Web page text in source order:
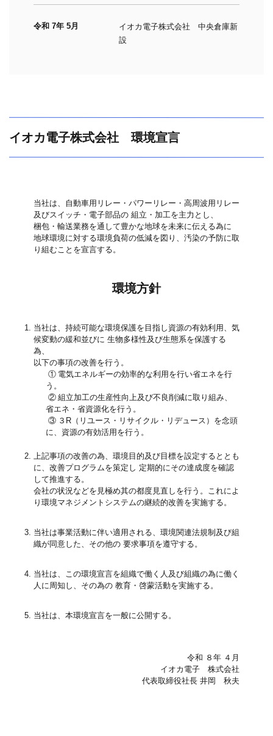
令和 7年 5月
イオカ電子株式会社 中央倉庫新
設
イオカ電子株式会社 環境宣言
当社は、自動車用リレー・パワーリレー・高周波用リレー
及びスイッチ・電子部品の 組立・加工を主力とし、
梱包・輸送業務を通して豊かな地球を未来に伝える為に
地球環境に対する環境負荷の低減を図り、汚染の予防に取
り組むことを宣言する。
環境方針
当社は、持続可能な環境保護を目指し資源の有効利用、気
候変動の緩和並びに 生物多様性及び生態系を保護する
為、
以下の事項の改善を行う。
① 電気エネルギーの効率的な利用を行い省エネを行
う。
② 組立加工の生産性向上及び不良削減に取り組み、
省エネ・省資源化を行う。
③ ３R（リユース・リサイクル・リデュース）を念頭
に、資源の有効活用を行う。
上記事項の改善の為、環境目的及び目標を設定するととも
に、改善プログラムを策定し 定期的にその達成度を確認
して推進する。
会社の状況などを見極め其の都度見直しを行う。これによ
り環境マネジメントシステムの継続的改善を実施する。
当社は事業活動に伴い適用される、環境関連法規制及び組
織が同意した、その他の 要求事項を遵守する。
当社は、この環境宣言を組織で働く人及び組織の為に働く
人に周知し、その為の 教育・啓蒙活動を実施する。
当社は、本環境宣言を一般に公開する。
令和 ８年 ４月
イオカ電子 株式会社
代表取締役社⻑ 井岡 秋夫